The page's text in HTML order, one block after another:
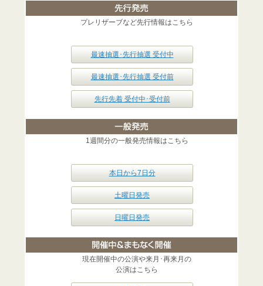
プレリザーブなど先行情報はこちら
最速抽選･先行抽選 受付中
最速抽選･先行抽選 受付前
先行先着 受付中･受付前
1週間分の一般発売情報はこちら
本日から7日分
土曜日発売
日曜日発売
現在開催中の公演や来月･再来月の
公演はこちら